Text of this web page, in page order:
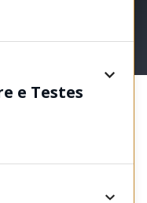
e Testes